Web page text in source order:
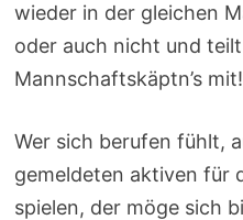
wieder in der gleichen
oder auch nicht und teilt
Mannschaftskäptn’s mit!
Wer sich berufen fühlt,
gemeldeten aktiven für
spielen, der möge sich